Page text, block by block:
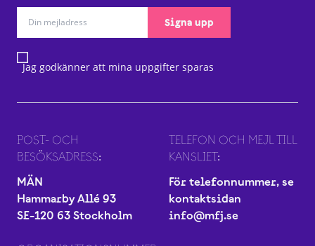
Signa upp
Jag godkänner att mina uppgifter sparas
POST- OCH
BESÖKSADRESS:
MÄN
Hammarby Allé 93
SE-120 63 Stockholm
TELEFON OCH MEJL TILL
KANSLIET:
För telefonnummer, se
kontaktsidan
info@mfj.se